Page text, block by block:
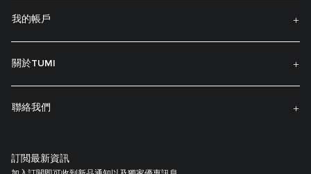
我的帳戶
關於TUMI
聯絡我們
訂閲最新資訊